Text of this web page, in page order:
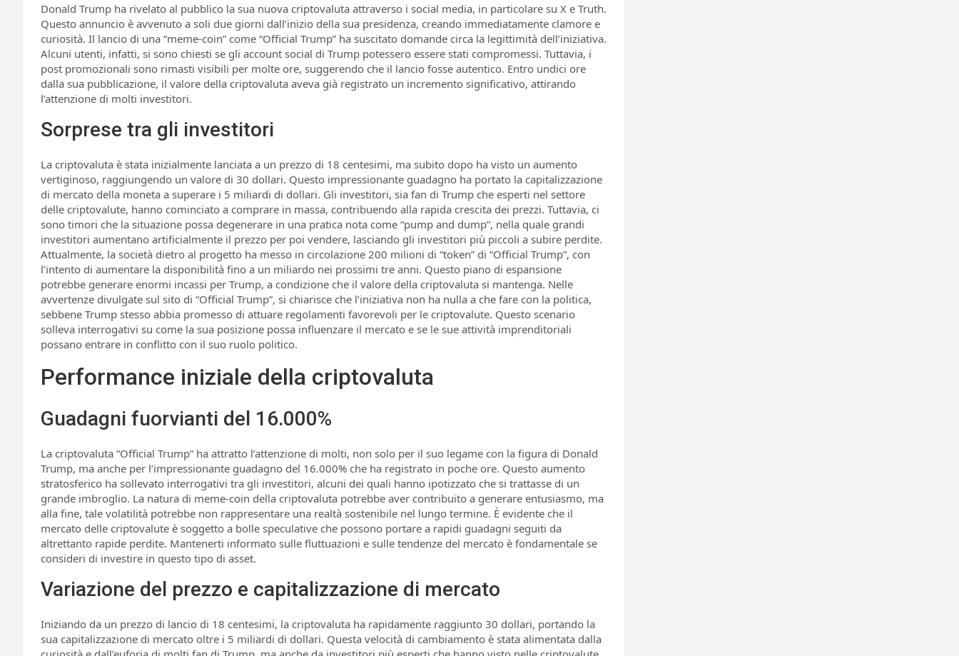
Donald Trump ha rivelato al pubblico la sua nuova criptovaluta attraverso i social media, in particolare su X e Truth.
Questo annuncio è avvenuto a soli due giorni dall’inizio della sua presidenza, creando immediatamente clamore e
curiosità. Il lancio di una “meme-coin” come “Official Trump” ha suscitato domande circa la legittimità dell’iniziativa.
Alcuni utenti, infatti, si sono chiesti se gli account social di Trump potessero essere stati compromessi. Tuttavia, i
post promozionali sono rimasti visibili per molte ore, suggerendo che il lancio fosse autentico. Entro undici ore
dalla sua pubblicazione, il valore della criptovaluta aveva già registrato un incremento significativo, attirando
l’attenzione di molti investitori.
Sorprese tra gli investitori
La criptovaluta è stata inizialmente lanciata a un prezzo di 18 centesimi, ma subito dopo ha visto un aumento
vertiginoso, raggiungendo un valore di 30 dollari. Questo impressionante guadagno ha portato la capitalizzazione
di mercato della moneta a superare i 5 miliardi di dollari. Gli investitori, sia fan di Trump che esperti nel settore
delle criptovalute, hanno cominciato a comprare in massa, contribuendo alla rapida crescita dei prezzi. Tuttavia, ci
sono timori che la situazione possa degenerare in una pratica nota come “pump and dump”, nella quale grandi
investitori aumentano artificialmente il prezzo per poi vendere, lasciando gli investitori più piccoli a subire perdite.
Attualmente, la società dietro al progetto ha messo in circolazione 200 milioni di “token” di “Official Trump”, con
l’intento di aumentare la disponibilità fino a un miliardo nei prossimi tre anni. Questo piano di espansione
potrebbe generare enormi incassi per Trump, a condizione che il valore della criptovaluta si mantenga. Nelle
avvertenze divulgate sul sito di “Official Trump”, si chiarisce che l’iniziativa non ha nulla a che fare con la politica,
sebbene Trump stesso abbia promesso di attuare regolamenti favorevoli per le criptovalute. Questo scenario
solleva interrogativi su come la sua posizione possa influenzare il mercato e se le sue attività imprenditoriali
possano entrare in conflitto con il suo ruolo politico.
Performance iniziale della criptovaluta
Guadagni fuorvianti del 16.000%
La criptovaluta “Official Trump” ha attratto l’attenzione di molti, non solo per il suo legame con la figura di Donald
Trump, ma anche per l’impressionante guadagno del 16.000% che ha registrato in poche ore. Questo aumento
stratosferico ha sollevato interrogativi tra gli investitori, alcuni dei quali hanno ipotizzato che si trattasse di un
grande imbroglio. La natura di meme-coin della criptovaluta potrebbe aver contribuito a generare entusiasmo, ma
alla fine, tale volatilità potrebbe non rappresentare una realtà sostenibile nel lungo termine. È evidente che il
mercato delle criptovalute è soggetto a bolle speculative che possono portare a rapidi guadagni seguiti da
altrettanto rapide perdite. Mantenerti informato sulle fluttuazioni e sulle tendenze del mercato è fondamentale se
consideri di investire in questo tipo di asset.
Variazione del prezzo e capitalizzazione di mercato
Iniziando da un prezzo di lancio di 18 centesimi, la criptovaluta ha rapidamente raggiunto 30 dollari, portando la
sua capitalizzazione di mercato oltre i 5 miliardi di dollari. Questa velocità di cambiamento è stata alimentata dalla